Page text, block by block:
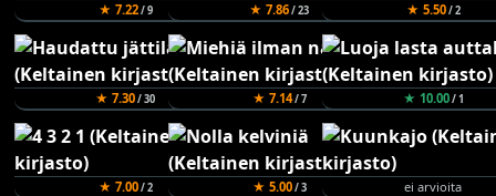
★ 7.22/ 9 ★ 7.86/ 23 ★ 5.50/ 2
★ 7.30/ 30 ★ 7.14/ 7 ★ 10.00/ 1
★ 7.00/ 2 ★ 5.00/ 3 ei arvioita